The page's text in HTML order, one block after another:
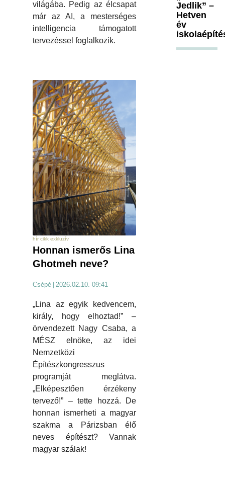
világába. Pedig az élcsapat
már az AI, a mesterséges
intelligencia támogatott
tervezéssel foglalkozik.
hír cikk exkluzív
Honnan ismerős Lina
Ghotmeh neve?
Csépé | 2026.02.10. 09:41
„Lina az egyik kedvencem,
király, hogy elhoztad!” –
örvendezett Nagy Csaba, a
MÉSZ elnöke, az idei
Nemzetközi
Építészkongresszus
programját meglátva.
„Elképesztően érzékeny
tervező!” – tette hozzá. De
honnan ismerheti a magyar
szakma a Párizsban élő
neves építészt? Vannak
magyar szálak!
Jedlik” –
Hetven
év